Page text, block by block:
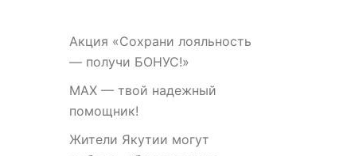
Акция «Сохрани лояльность
— получи БОНУС!»
МАХ — твой надежный
помощник!
Жители Якутии могут